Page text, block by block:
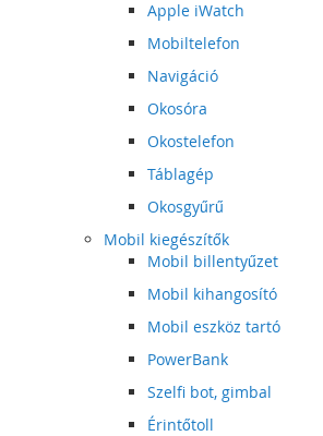
Apple iWatch
Mobiltelefon
Navigáció
Okosóra
Okostelefon
Táblagép
Okosgyűrű
Mobil kiegészítők
Mobil billentyűzet
Mobil kihangosító
Mobil eszköz tartó
PowerBank
Szelfi bot, gimbal
Érintőtoll